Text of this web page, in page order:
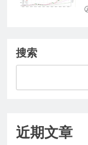
搜索
近期文章